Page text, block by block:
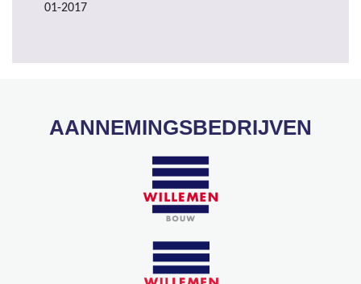
01-2017
AANNEMINGSBEDRIJVEN